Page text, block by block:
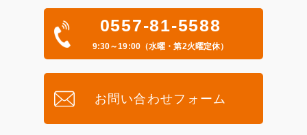
0557-81-5588
9:30～19:00（水曜・第2火曜定休）
お問い合わせフォーム